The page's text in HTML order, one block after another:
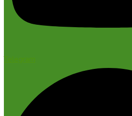
Telegram